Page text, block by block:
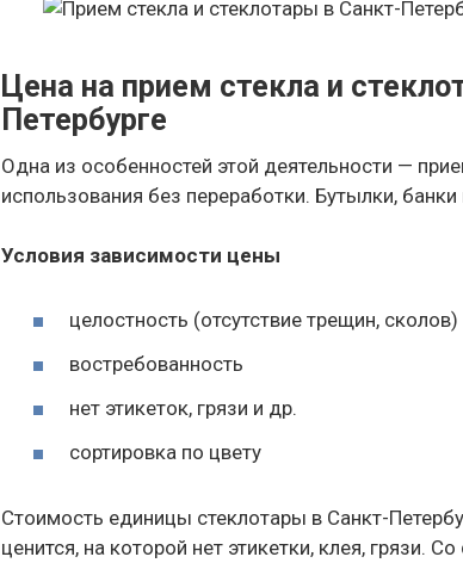
Цена на прием стекла и
Петербурге
Одна из особенностей этой деятельности —
использования без переработки. Бутылки,
Условия зависимости цены
целостность (отсутствие трещин, сколов)
востребованность
нет этикеток, грязи и др.
сортировка по цвету
Стоимость единицы стеклотары в Санкт-
ценится, на которой нет этикетки, клея, грязи.